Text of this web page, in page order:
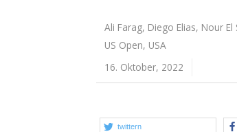
Ali Farag, Diego Elias, Nour El
US Open, USA
16. Oktober, 2022
twittern